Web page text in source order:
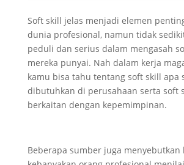
Soft skill jelas menjadi elemen
dunia profesional, namun tidak
peduli dan serius dalam mengasah
mereka punyai. Nah dalam kerja
kamu bisa tahu tentang soft skill apa
dibutuhkan di perusahaan serta soft
berkaitan dengan kepemimpinan.
Beberapa sumber juga menyebutkan